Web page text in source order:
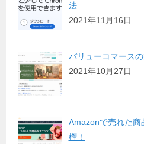
法
2021年11月16日
バリューコマース
2021年10月27日
Amazonで売れた商
権！